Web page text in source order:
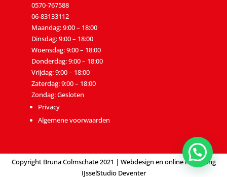
0570-767588
06-83133112
Maandag: 9:00 – 18:00
Dinsdag: 9:00 – 18:00
Woensdag: 9:00 – 18:00
Donderdag: 9:00 – 18:00
Vrijdag: 9:00 – 18:00
Zaterdag: 9:00 – 18:00
Zondag: Gesloten
Privacy
Algemene voorwaarden
Copyright Bruna Colmschate 2021 | Webdesign en online marketing
IJsselStudio Deventer